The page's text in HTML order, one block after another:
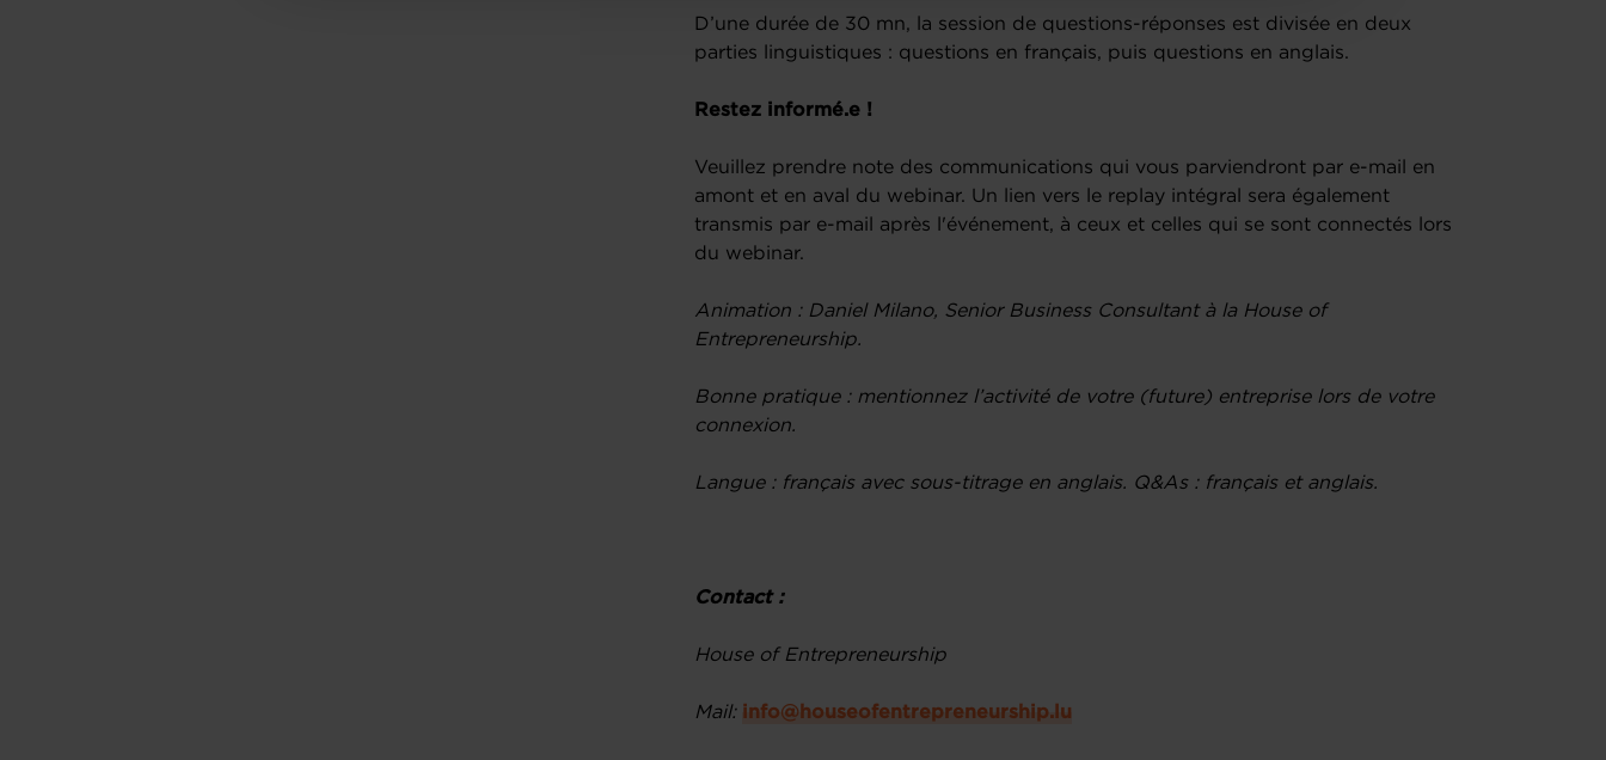
D’une durée de 30 mn, la session de questions-réponses est divisée en deux
parties linguistiques : questions en français, puis questions en anglais.
Restez informé.e !
Veuillez prendre note des communications qui vous parviendront par e-mail en
amont et en aval du webinar. Un lien vers le replay intégral sera également
transmis par e-mail après l'événement, à ceux et celles qui se sont connectés lors
du webinar.
Animation : Daniel Milano, Senior Business Consultant à la House of
Entrepreneurship.
Bonne pratique : mentionnez l’activité de votre (future) entreprise lors de votre
connexion.
Langue : français avec sous-titrage en anglais. Q&As : français et anglais.
Contact :
House of Entrepreneurship
Mail: info@houseofentrepreneurship.lu